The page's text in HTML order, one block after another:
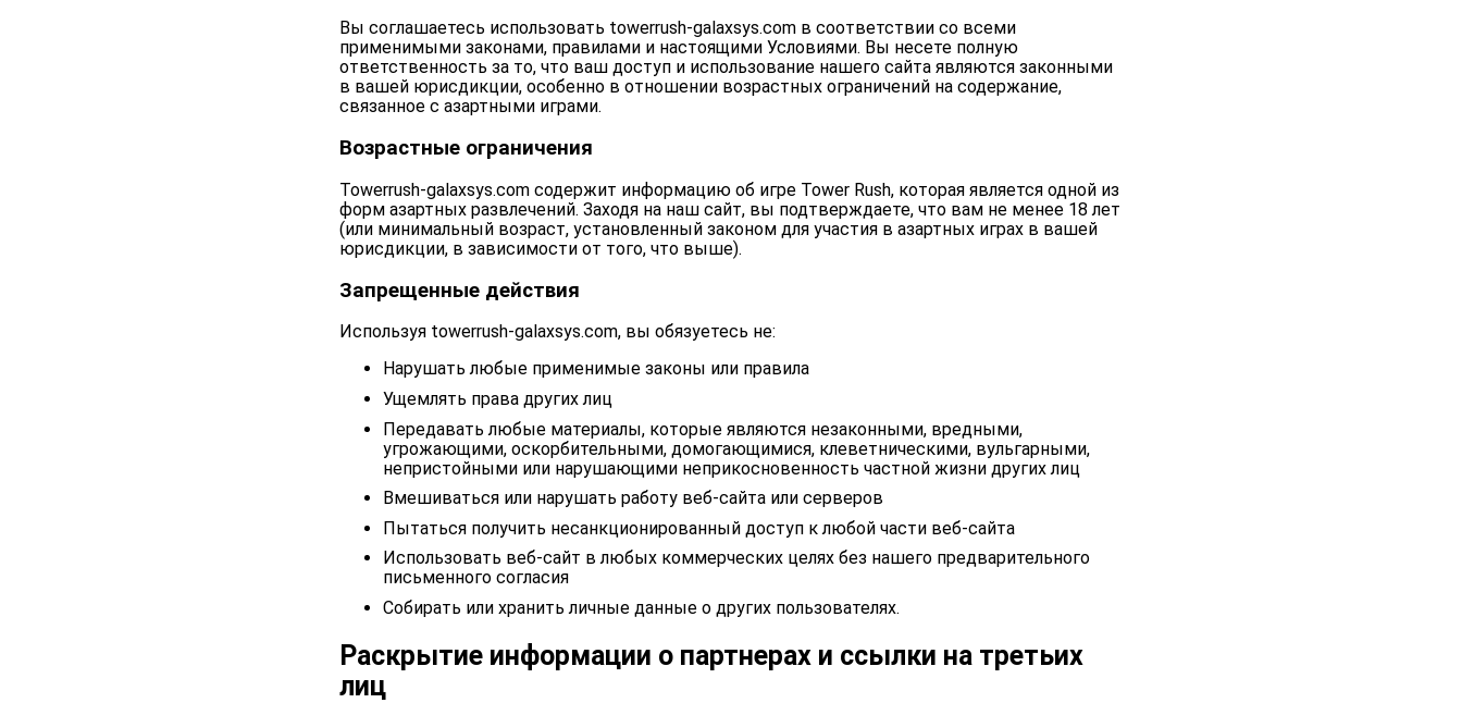
Вы соглашаетесь использовать towerrush-galaxsys.com в соответствии со всеми
применимыми законами, правилами и настоящими Условиями. Вы несете полную
ответственность за то, что ваш доступ и использование нашего сайта являются законными
в вашей юрисдикции, особенно в отношении возрастных ограничений на содержание,
связанное с азартными играми.
Возрастные ограничения
Towerrush-galaxsys.com содержит информацию об игре Tower Rush, которая является одной из
форм азартных развлечений. Заходя на наш сайт, вы подтверждаете, что вам не менее 18 лет
(или минимальный возраст, установленный законом для участия в азартных играх в вашей
юрисдикции, в зависимости от того, что выше).
Запрещенные действия
Используя towerrush-galaxsys.com, вы обязуетесь не:
Нарушать любые применимые законы или правила
Ущемлять права других лиц
Передавать любые материалы, которые являются незаконными, вредными,
угрожающими, оскорбительными, домогающимися, клеветническими, вульгарными,
непристойными или нарушающими неприкосновенность частной жизни других лиц
Вмешиваться или нарушать работу веб-сайта или серверов
Пытаться получить несанкционированный доступ к любой части веб-сайта
Использовать веб-сайт в любых коммерческих целях без нашего предварительного
письменного согласия
Собирать или хранить личные данные о других пользователях.
Раскрытие информации о партнерах и ссылки на третьих
лиц